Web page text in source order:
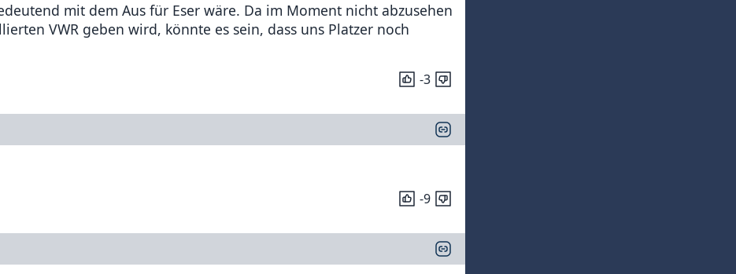
mit dem Aus für Eser wäre. Da im Moment nicht abzusehen
VWR geben wird, könnte es sein, dass uns Platzer noch
-3
-9